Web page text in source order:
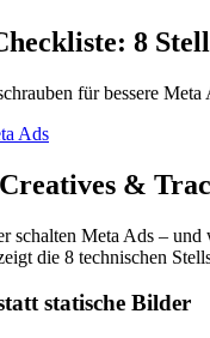
8
für bessere
Ads
&
schalten Meta Ads –
die 8 technischen
statische Bilder